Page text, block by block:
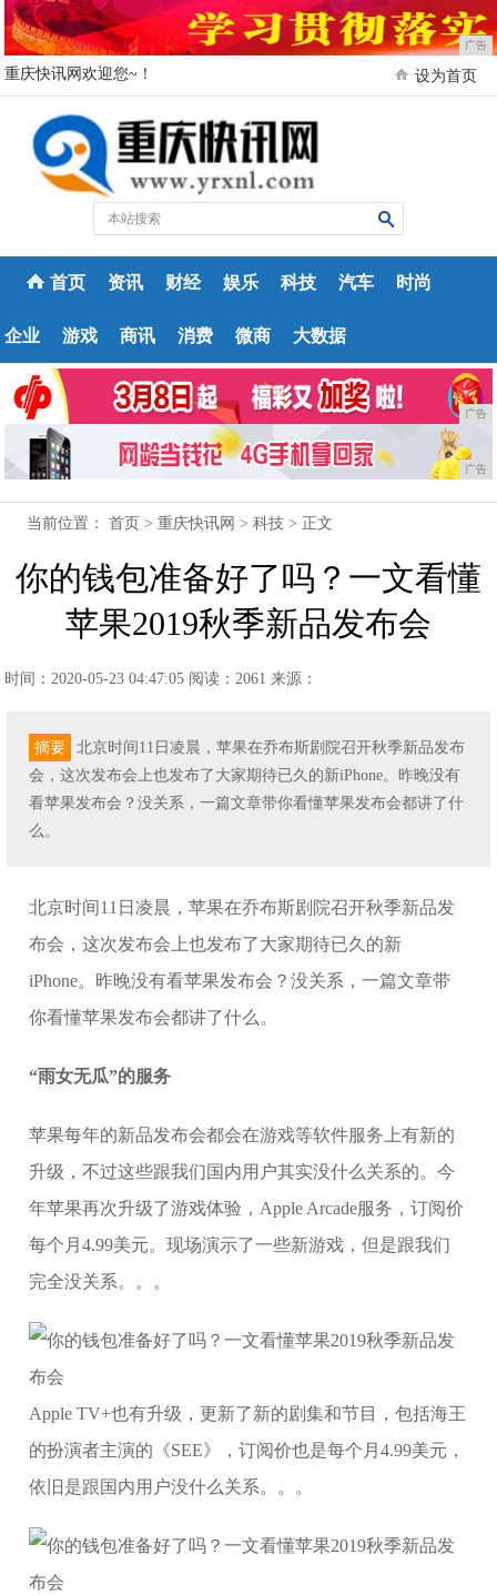
广告
重庆快讯网欢迎您~！ 设为首页
首页 资讯 财经 娱乐 科技 汽车 时尚
企业 游戏 商讯 消费 微商 大数据
广告
广告
当前位置：首页 >重庆快讯网 >科技 > 正文
你的钱包准备好了吗？一文看懂
苹果2019秋季新品发布会
时间：2020-05-23 04:47:05 阅读：2061 来源：
摘要
北京时间11日凌晨，苹果在乔布斯剧院召开秋季新品发布
会，这次发布会上也发布了大家期待已久的新iPhone。昨晚没有
看苹果发布会？没关系，一篇文章带你看懂苹果发布会都讲了什
么。
北京时间11日凌晨，苹果在乔布斯剧院召开秋季新品发
布会，这次发布会上也发布了大家期待已久的新
iPhone。昨晚没有看苹果发布会？没关系，一篇文章带
你看懂苹果发布会都讲了什么。
“雨女无瓜”的服务
苹果每年的新品发布会都会在游戏等软件服务上有新的
升级，不过这些跟我们国内用户其实没什么关系的。今
年苹果再次升级了游戏体验，Apple Arcade服务，订阅价
每个月4.99美元。现场演示了一些新游戏，但是跟我们
完全没关系。。。
Apple TV+也有升级，更新了新的剧集和节目，包括海王
的扮演者主演的《SEE》，订阅价也是每个月4.99美元，
依旧是跟国内用户没什么关系。。。